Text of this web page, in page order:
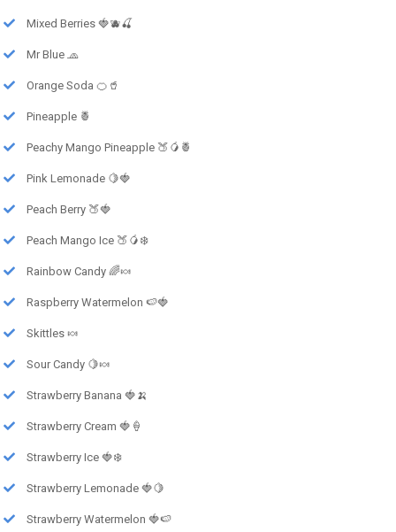
Mixed Berries 🍓🫐🍒
Mr Blue 🧢
Orange Soda 🍊🥤
Pineapple 🍍
Peachy Mango Pineapple 🍑🥭🍍
Pink Lemonade 🍋🍓
Peach Berry 🍑🍓
Peach Mango Ice 🍑🥭❄️
Rainbow Candy 🌈🍬
Raspberry Watermelon 🍉🍓
Skittles 🍬
Sour Candy 🍋🍬
Strawberry Banana 🍓🍌
Strawberry Cream 🍓🍦
Strawberry Ice 🍓❄️
Strawberry Lemonade 🍓🍋
Strawberry Watermelon 🍓🍉